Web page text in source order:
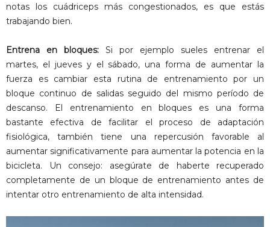
notas los cuádriceps más congestionados, es que estás
trabajando bien.
Entrena en bloques: Si por ejemplo sueles entrenar el
martes, el jueves y el sábado, una forma de aumentar la
fuerza es cambiar esta rutina de entrenamiento por un
bloque continuo de salidas seguido del mismo período de
descanso. El entrenamiento en bloques es una forma
bastante efectiva de facilitar el proceso de adaptación
fisiológica, también tiene una repercusión favorable al
aumentar significativamente para aumentar la potencia en la
bicicleta. Un consejo: asegúrate de haberte recuperado
completamente de un bloque de entrenamiento antes de
intentar otro entrenamiento de alta intensidad.